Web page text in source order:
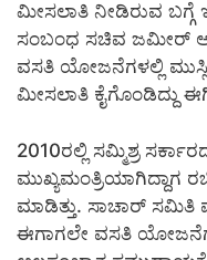
ಮೀಸಲಾತಿ ನೀಡಿರುವ
ಸಂಬಂಧ ಸಚಿವ ಜಮೀರ್
ವಸತಿ ಯೋಜನೆಗಳಲ್ಲಿ
ಮೀಸಲಾತಿ ಕೈಗೊಂಡಿದ್ದು
2010ರಲ್ಲಿ ಸಮ್ಮಿಶ್ರ
ಮುಖ್ಯಮಂತ್ರಿಯಾಗಿದ್ದಾಗ
ಮಾಡಿತ್ತು. ಸಾಚಾರ್ ಸಮಿತಿ
ಈಗಾಗಲೇ ವಸತಿ